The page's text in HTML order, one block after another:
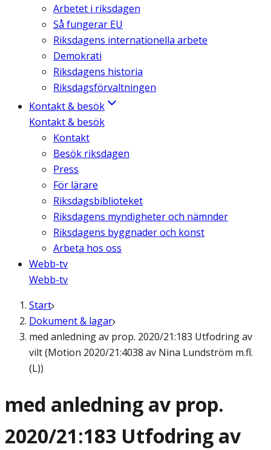
Arbetet i riksdagen
Så fungerar EU
Riksdagens internationella arbete
Demokrati
Riksdagens historia
Riksdagsförvaltningen
Kontakt & besök
Kontakt & besök
Kontakt
Besök riksdagen
Press
För lärare
Riksdagsbiblioteket
Riksdagens myndigheter och nämnder
Riksdagens byggnader och konst
Arbeta hos oss
Webb-tv
Webb-tv
Start
Dokument & lagar
med anledning av prop. 2020/21:183 Utfodring av
vilt (Motion 2020/21:4038 av Nina Lundström m.fl.
(L))
med anledning av prop.
2020/21:183 Utfodring av